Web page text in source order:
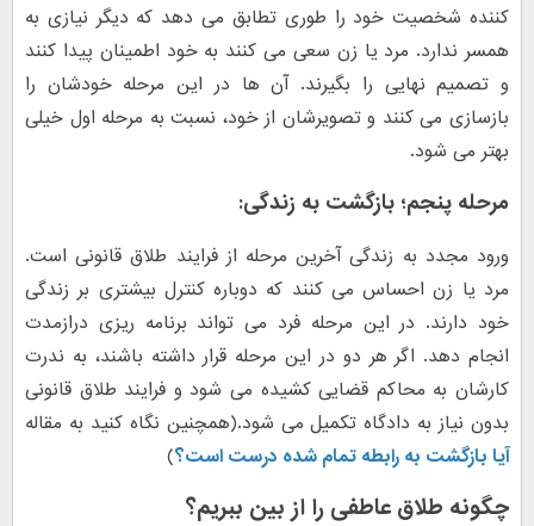
کننده شخصیت خود را طوری تطابق می دهد که دیگر نیازی به
همسر ندارد. مرد یا زن سعی می کنند به خود اطمینان پیدا کنند
و تصمیم نهایی را بگیرند. آن ها در این مرحله خودشان را
بازسازی می کنند و تصویرشان از خود، نسبت به مرحله اول خیلی
بهتر می شود.
مرحله پنجم؛ بازگشت به زندگی:
ورود مجدد به زندگی آخرین مرحله از فرایند طلاق قانونی است.
مرد یا زن احساس می کنند که دوباره کنترل بیشتری بر زندگی
خود دارند. در این مرحله فرد می تواند برنامه ریزی درازمدت
انجام دهد. اگر هر دو در این مرحله قرار داشته باشند، به ندرت
کارشان به محاکم قضایی کشیده می شود و فرایند طلاق قانونی
بدون نیاز به دادگاه تکمیل می شود.(همچنین نگاه کنید به مقاله
آیا بازگشت به رابطه تمام شده درست است؟)
چگونه طلاق عاطفی را از بین ببریم؟